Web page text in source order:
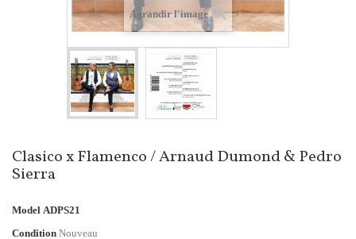
Agrandir l'image
Clasico x Flamenco / Arnaud Dumond & Pedro
Sierra
Model ADPS21
Condition Nouveau